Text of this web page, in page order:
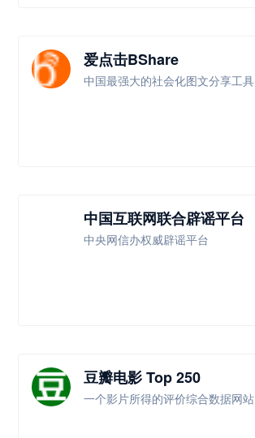
爱点击BShare
中国最强大的社会化图文分享工具
中国互联网联合辟谣平台
中央网信办权威辟谣平台
豆瓣电影 Top 250
一个影片所得的评价综合数据网站